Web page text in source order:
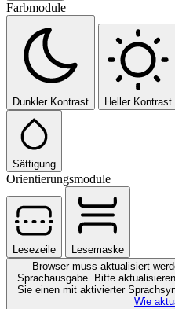
Farbmodule
Dunkler Kontrast Heller Kontrast
Sättigung
Orientierungsmodule
Lesezeile
Lesemaske
Browser muss aktualisiert
Sprachausgabe. Bitte
Sie einen mit aktivierter
Wie